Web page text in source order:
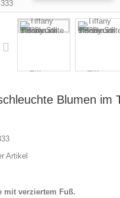
Blumen im
Artikel
mit verziertem Fuß.